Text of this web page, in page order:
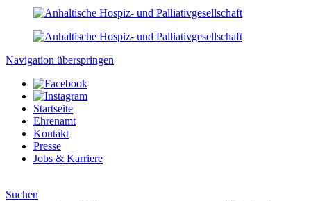
Navigation überspringen
Startseite
Ehrenamt
Kontakt
Presse
Jobs & Karriere
Suchen